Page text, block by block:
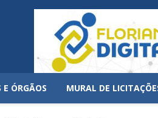
E ÓRGÃOS MURAL DE